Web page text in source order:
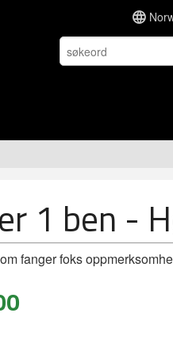
1 ben -
fanger foks